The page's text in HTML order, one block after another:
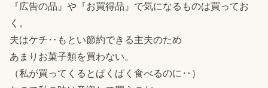
『広告の品』や『お買得品』で気になるものは買ってお
く。
夫はケチ‥もとい節約できる主夫のため
あまりお菓子類を買わない。
（私が買ってくるとぱくぱく食べるのに‥）